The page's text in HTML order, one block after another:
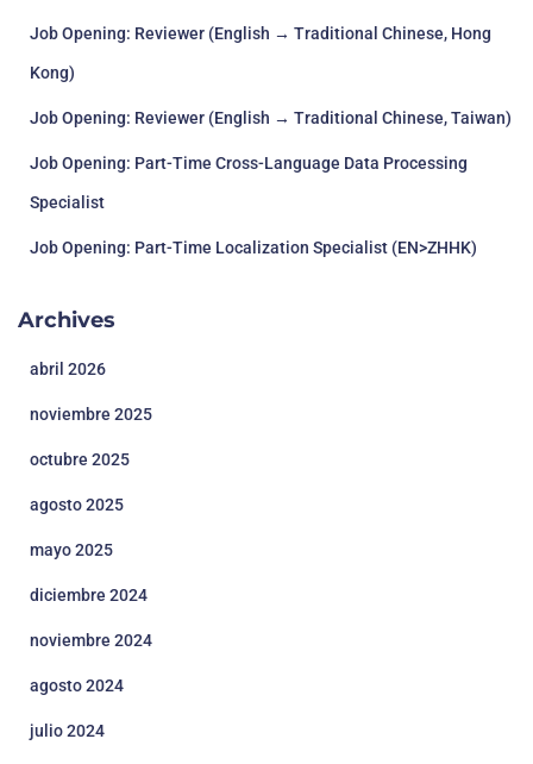
Job Opening: Reviewer (English → Traditional Chinese, Hong
Kong)
Job Opening: Reviewer (English → Traditional Chinese, Taiwan)
Job Opening: Part-Time Cross-Language Data Processing
Specialist
Job Opening: Part-Time Localization Specialist (EN>ZHHK)
Archives
abril 2026
noviembre 2025
octubre 2025
agosto 2025
mayo 2025
diciembre 2024
noviembre 2024
agosto 2024
julio 2024